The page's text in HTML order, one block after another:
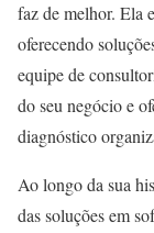
faz de melhor. Ela
oferecendo
equipe de
do seu negócio e
diagnóstico
Ao longo da sua
das soluções em